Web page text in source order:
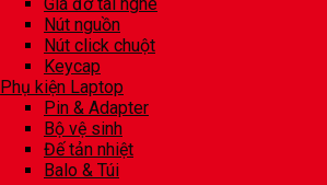
Nút nguồn
Nút click chuột
Keycap
Phụ kiện Laptop
Pin & Adapter
Bộ vệ sinh
Đế tản nhiệt
Balo & Túi